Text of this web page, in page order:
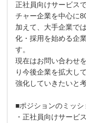
正社員向けサービス
チャー企業を中心に
加えて、大手企業で
化・採用を始める企
す。
現在はお問い合わせ
り今後企業を拡大し
強化していきたいと
■ポジションのミッシ
・正社員向けサービ